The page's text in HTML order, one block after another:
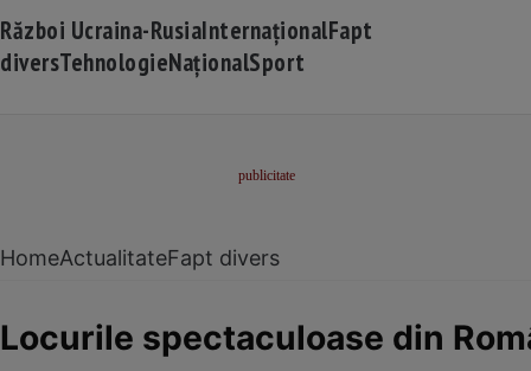
Război Ucraina-RusiaInternaționalFapt
diversTehnologieNaționalSport
HomeActualitateFapt divers
Locurile spectaculoase din